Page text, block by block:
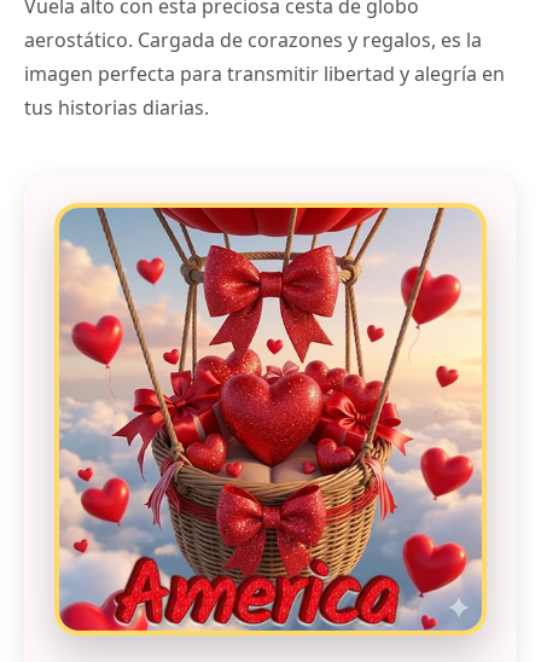
Vuela alto con esta preciosa cesta de globo
aerostático. Cargada de corazones y regalos, es la
imagen perfecta para transmitir libertad y alegría en
tus historias diarias.